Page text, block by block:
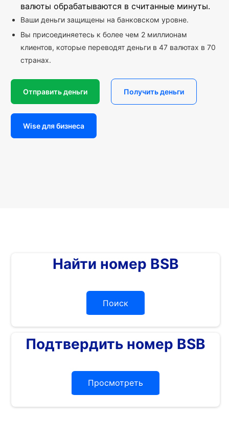
валюты обрабатываются в считанные минуты.
Ваши деньги защищены на банковском уровне.
Вы присоединяетесь к более чем 2 миллионам
клиентов, которые переводят деньги в 47 валютах в 70
странах.
Отправить деньги Получить деньги
Wise для бизнеса
Найти номер BSB
Поиск
Подтвердить номер BSB
Просмотреть